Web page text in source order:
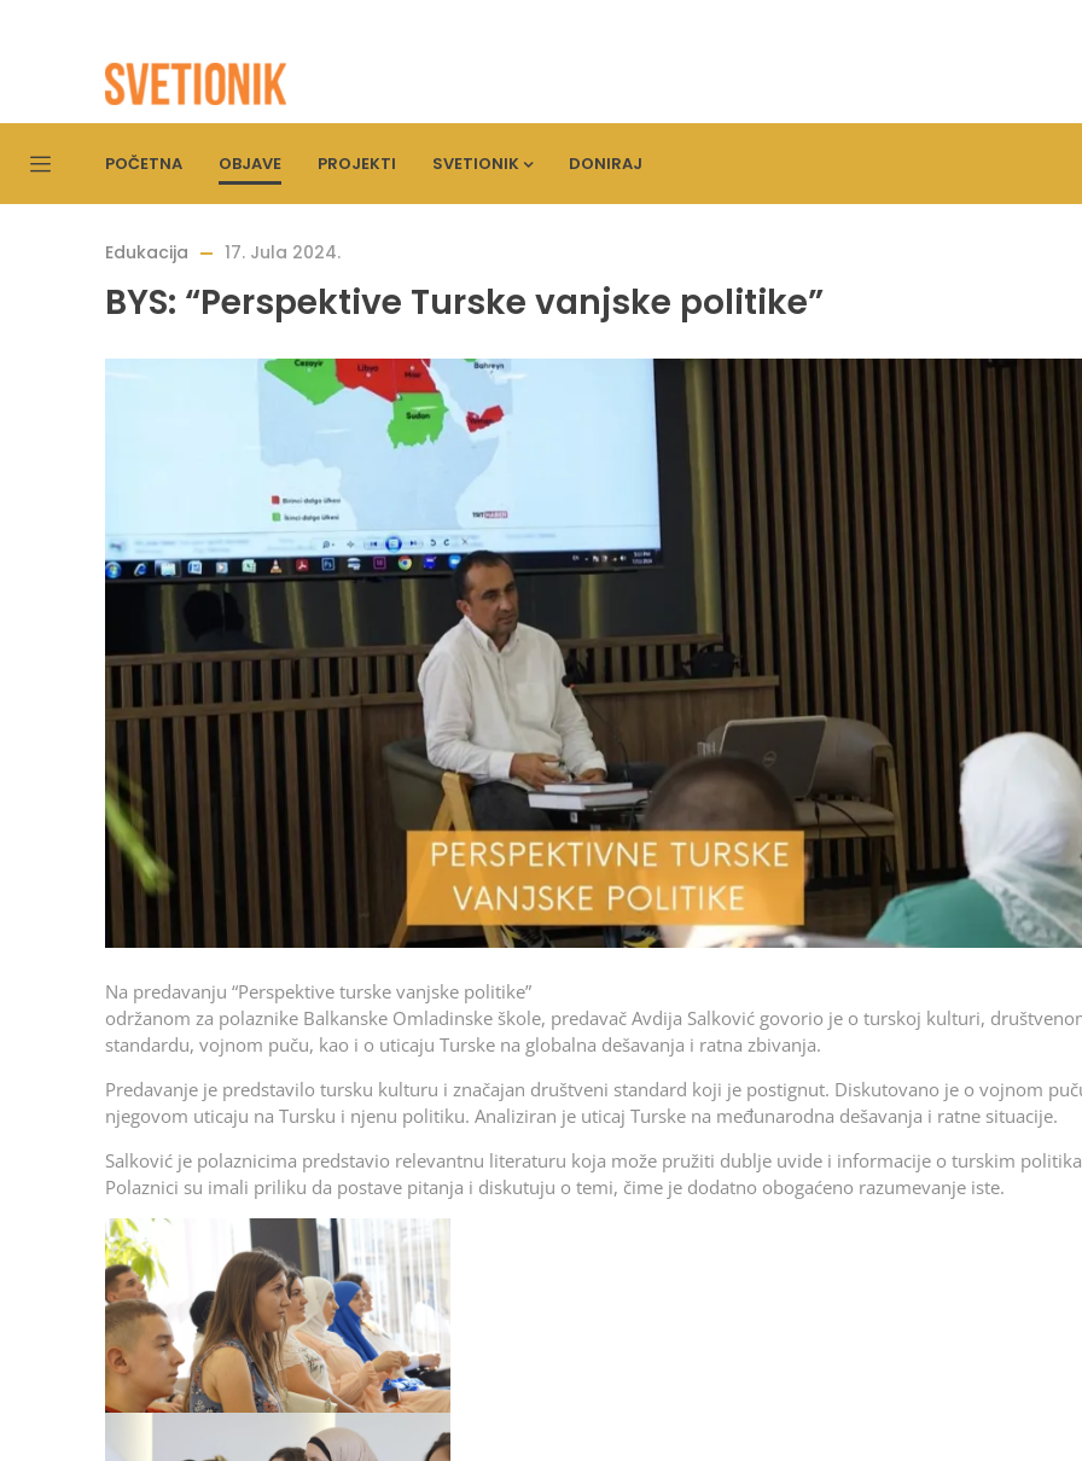
POČETNA OBJAVE PROJEKTI SVETIONIK DONIRAJ
Edukacija 17. Jula 2024.
BYS: “Perspektive Turske vanjske politike”
Na predavanju “Perspektive turske vanjske politike”
održanom za polaznike Balkanske Omladinske škole, predavač Avdija Salković govorio je o turskoj kulturi,
standardu, vojnom puču, kao i o uticaju Turske na globalna dešavanja i ratna zbivanja.
Predavanje je predstavilo tursku kulturu i značajan društveni standard koji je postignut. Diskutovano je o vojnom
njegovom uticaju na Tursku i njenu politiku. Analiziran je uticaj Turske na međunarodna dešavanja i ratne situacije.
Salković je polaznicima predstavio relevantnu literaturu koja može pružiti dublje uvide i informacije o turskim
Polaznici su imali priliku da postave pitanja i diskutuju o temi, čime je dodatno obogaćeno razumevanje iste.